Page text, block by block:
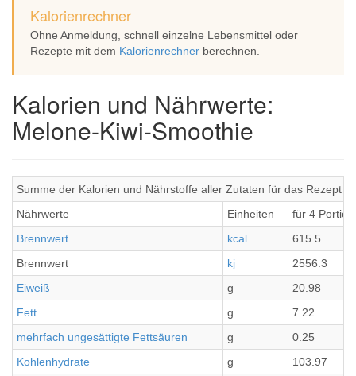
Kalorienrechner
Ohne Anmeldung, schnell einzelne Lebensmittel oder
Rezepte mit dem Kalorienrechner berechnen.
Kalorien und Nährwerte:
Melone-Kiwi-Smoothie
Summe der Kalorien und Nährstoffe aller Zutaten für das Rezept
Nährwerte
Einheiten
für 4
Brennwert
kcal
615.5
Brennwert
kj
2556.3
Eiweiß
g
20.98
Fett
g
7.22
mehrfach ungesättigte Fettsäuren
g
0.25
Kohlenhydrate
g
103.97